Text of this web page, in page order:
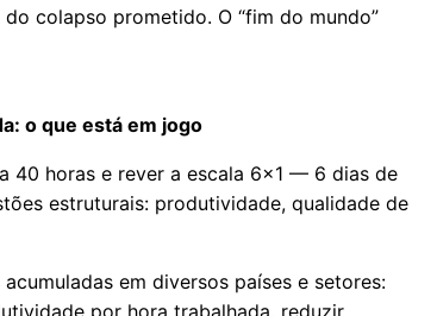
colapso prometido. O “fim do mundo”
o que está em jogo
40 horas e rever a escala 6x1 — 6 dias de
estruturais: produtividade, qualidade de
em diversos países e setores:
por hora trabalhada, reduzir